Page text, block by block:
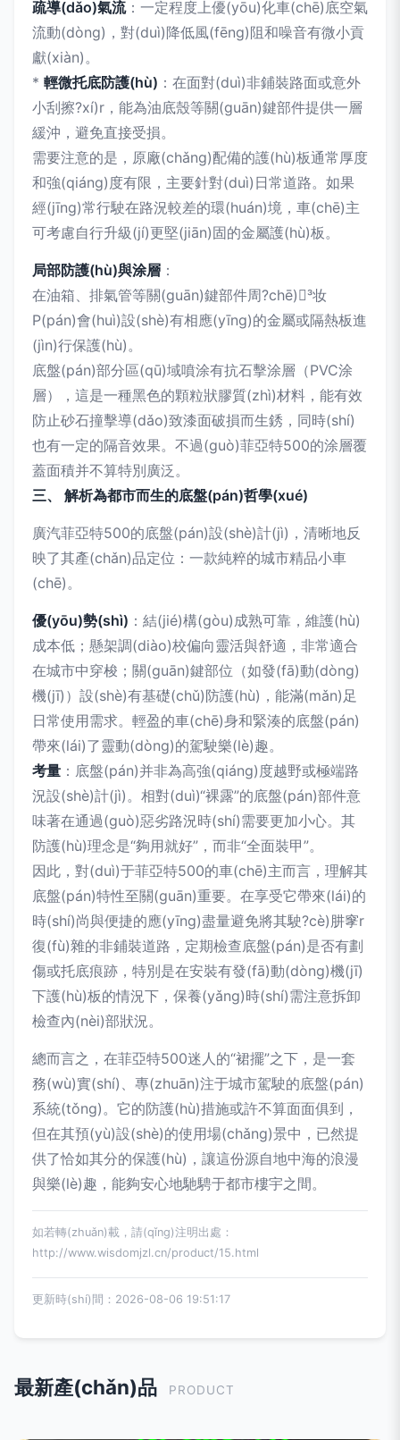
疏導(dǎo)氣流：一定程度上優(yōu)化車(chē)底空氣
流動(dòng)，對(duì)降低風(fēng)阻和噪音有微小貢
獻(xiàn)。
* 輕微托底防護(hù) ：在面對(duì)非鋪裝路面或意外
小刮擦?xí)r，能為油底殼等關(guān)鍵部件提供一層
緩沖，避免直接受損。
需要注意的是，原廠(chǎng)配備的護(hù)板通常厚度
和強(qiáng)度有限，主要針對(duì)日常道路。如果
經(jīng)常行駛在路況較差的環(huán)境，車(chē)主
可考慮自行升級(jí)更堅(jiān)固的金屬護(hù)板。
局部防護(hù)與涂層 ：
在油箱、排氣管等關(guān)鍵部件周?chē)妆
P(pán)會(huì)設(shè)有相應(yīng)的金屬或隔熱板進
(jìn)行保護(hù)。
底盤(pán)部分區(qū)域噴涂有抗石擊涂層（PVC涂
層），這是一種黑色的顆粒狀膠質(zhì)材料，能有效
防止砂石撞擊導(dǎo)致漆面破損而生銹，同時(shí)
也有一定的隔音效果。不過(guò)菲亞特500的涂層覆
蓋面積并不算特別廣泛。
三、 解析為都市而生的底盤(pán)哲學(xué)
廣汽菲亞特500的底盤(pán)設(shè)計(jì)，清晰地反
映了其產(chǎn)品定位：一款純粹的城市精品小車
(chē)。
優(yōu)勢(shì) ：結(jié)構(gòu)成熟可靠，維護(hù)
成本低；懸架調(diào)校偏向靈活與舒適，非常適合
在城市中穿梭；關(guān)鍵部位（如發(fā)動(dòng)
機(jī)）設(shè)有基礎(chǔ)防護(hù)，能滿(mǎn)足
日常使用需求。輕盈的車(chē)身和緊湊的底盤(pán)
帶來(lái)了靈動(dòng)的駕駛樂(lè)趣。
考量 ：底盤(pán)并非為高強(qiáng)度越野或極端路
況設(shè)計(jì)。相對(duì)“裸露”的底盤(pán)部件意
味著在通過(guò)惡劣路況時(shí)需要更加小心。其
防護(hù)理念是“夠用就好”，而非“全面裝甲”。
因此，對(duì)于菲亞特500的車(chē)主而言，理解其
底盤(pán)特性至關(guān)重要。在享受它帶來(lái)的
時(shí)尚與便捷的應(yīng)盡量避免將其駛?cè)肼窙r
復(fù)雜的非鋪裝道路，定期檢查底盤(pán)是否有劃
傷或托底痕跡，特別是在安裝有發(fā)動(dòng)機(jī)
下護(hù)板的情況下，保養(yǎng)時(shí)需注意拆卸
檢查內(nèi)部狀況。
總而言之，在菲亞特500迷人的“裙擺”之下，是一套
務(wù)實(shí)、專(zhuān)注于城市駕駛的底盤(pán)
系統(tǒng)。它的防護(hù)措施或許不算面面俱到，
但在其預(yù)設(shè)的使用場(chǎng)景中，已然提
供了恰如其分的保護(hù)，讓這份源自地中海的浪漫
與樂(lè)趣，能夠安心地馳騁于都市樓宇之間。
如若轉(zhuǎn)載，請(qǐng)注明出處：
http://www.wisdomjzl.cn/product/15.html
更新時(shí)間：2026-08-06 19:51:17
最新產(chǎn)品 PRODUCT